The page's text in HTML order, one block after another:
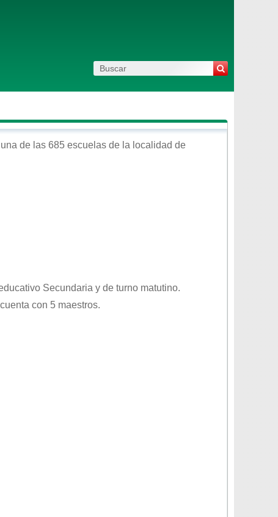
de las 685 escuelas de la localidad de
Secundaria y de turno matutino.
con 5 maestros.